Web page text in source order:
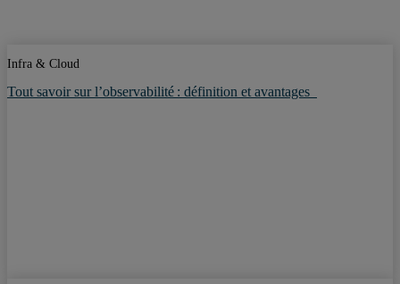
Infra & Cloud
Tout savoir sur l’observabilité : définition et avantages